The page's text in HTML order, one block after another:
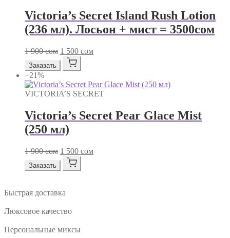
Victoria’s Secret Island Rush Lotion
(236 мл). Лосьон + мист = 3500сом
1 900сом Первоначальная
цена
составляла
900 сом.
1 500 сомТекущая
Заказать
−21%
VICTORIA’S SECRET
Victoria’s Secret Pear Glace Mist
(250 мл)
1 900сом Первоначальная
цена
составляла
1 500 сомТекущая
Заказать
Быстрая доставка
Люксовое качество
Персональные миксы